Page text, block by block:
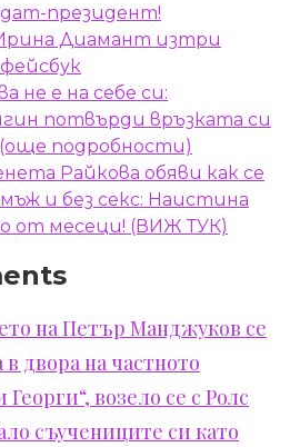
президент!
Диамант изтри
не е на себе си:
потвърди връзката си
подробности)
Райкова обяви как се
и без секс: Наистина
от месеци! (ВИЖ ТУК)
на Петър Манджуков се
двора на частното
возело се с Ролс
съучениците си като